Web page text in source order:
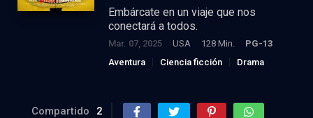
Embárcate en un viaje que nos
conectará a todos.
Mar. 07, 2025 USA 128 Min.
PG-13
Aventura
Ciencia ficción Drama
Compartido 2